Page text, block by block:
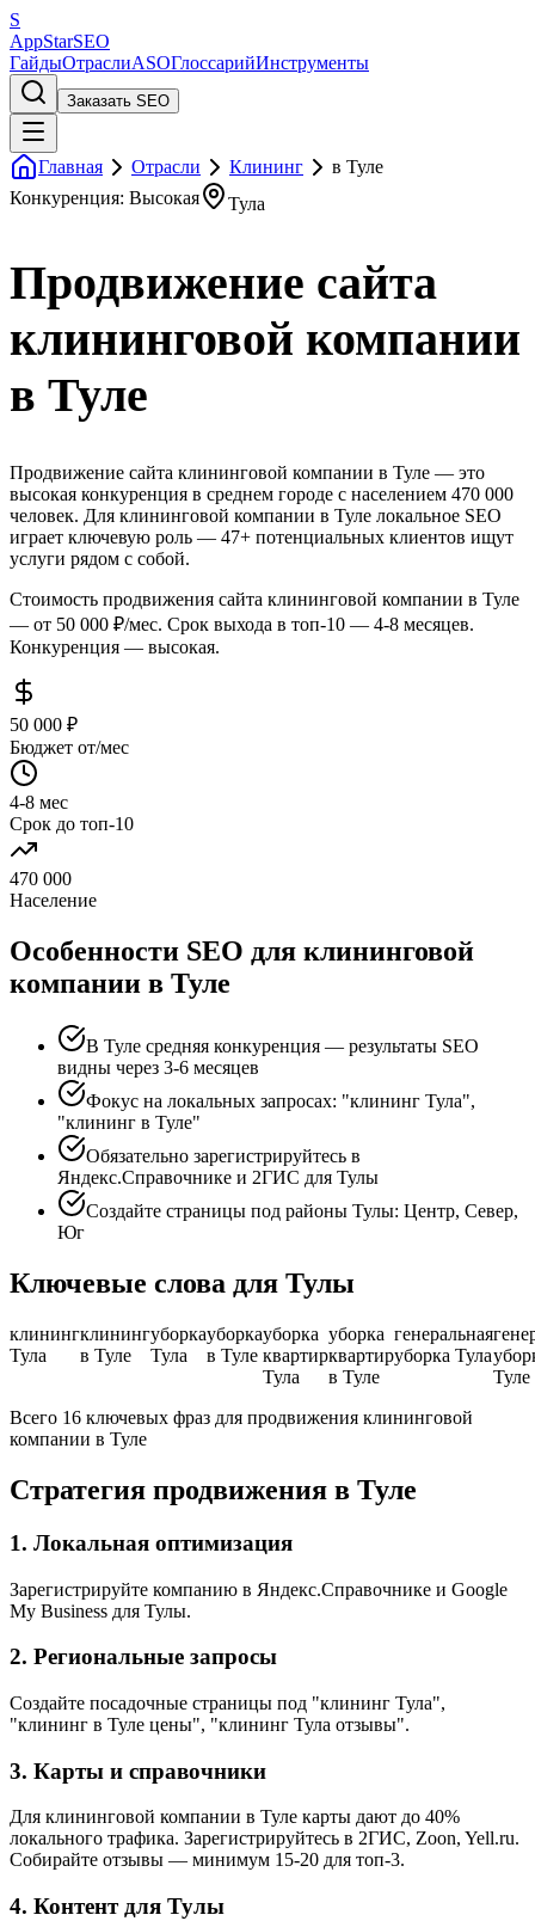
S
AppStarSEO
ГайдыОтраслиASOГлоссарийИнструменты
Заказать SEO
Главная Отрасли Клининг
в Туле
Конкуренция: Высокая
Тула
Продвижение сайта
клининговой компании
в Туле
Продвижение сайта клининговой компании в Туле — это
высокая конкуренция в среднем городе с населением 470 000
человек. Для клининговой компании в Туле локальное SEO
играет ключевую роль — 47+ потенциальных клиентов ищут
услуги рядом с собой.
Стоимость продвижения сайта клининговой компании в Туле
— от 50 000 ₽/мес. Срок выхода в топ-10 — 4-8 месяцев.
Конкуренция — высокая.
50 000 ₽
Бюджет от/мес
4-8 мес
Срок до топ-10
470 000
Население
Особенности SEO для клининговой
компании в Туле
В Туле средняя конкуренция — результаты SEO
видны через 3-6 месяцев
Фокус на локальных запросах: "клининг Тула",
"клининг в Туле"
Обязательно зарегистрируйтесь в
Яндекс.Справочнике и 2ГИС для Тулы
Создайте страницы под районы Тулы: Центр, Север,
Юг
Ключевые слова для Тулы
клининг
Тула
клининг
в Туле
уборка
Тула
уборка
в Туле
уборка
квартир
Тула
уборка
квартир
в Туле
генеральная
уборка Тула
Туле
Всего 16 ключевых фраз для продвижения клининговой
компании в Туле
Стратегия продвижения в Туле
1. Локальная оптимизация
Зарегистрируйте компанию в Яндекс.Справочнике и Google
My Business для Тулы.
2. Региональные запросы
Создайте посадочные страницы под "клининг Тула",
"клининг в Туле цены", "клининг Тула отзывы".
3. Карты и справочники
Для клининговой компании в Туле карты дают до 40%
локального трафика. Зарегистрируйтесь в 2ГИС, Zoon, Yell.ru.
Собирайте отзывы — минимум 15-20 для топ-3.
4. Контент для Тулы